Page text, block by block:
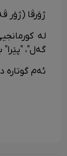
ژۆرڤا (ژۆر
لە
گەل"،
ئەم